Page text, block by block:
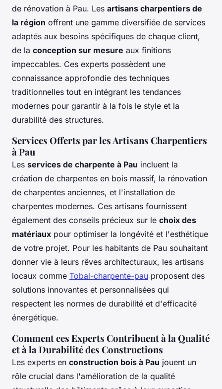
de rénovation à Pau. Les artisans charpentiers de
la région offrent une gamme diversifiée de services
adaptés aux besoins spécifiques de chaque client,
de la conception sur mesure aux finitions
impeccables. Ces experts possèdent une
connaissance approfondie des techniques
traditionnelles tout en intégrant les tendances
modernes pour garantir à la fois le style et la
durabilité des structures.
Services Offerts par les Artisans Charpentiers
à Pau
Les services de charpente à Pau incluent la
création de charpentes en bois massif, la rénovation
de charpentes anciennes, et l'installation de
charpentes modernes. Ces artisans fournissent
également des conseils précieux sur le choix des
matériaux pour optimiser la longévité et l'esthétique
de votre projet. Pour les habitants de Pau souhaitant
donner vie à leurs rêves architecturaux, les artisans
locaux comme Tobal-charpente-pau proposent des
solutions innovantes et personnalisées qui
respectent les normes de durabilité et d'efficacité
énergétique.
Comment ces Experts Contribuent à la Qualité
et à la Durabilité des Constructions
Les experts en construction bois à Pau jouent un
rôle crucial dans l'amélioration de la qualité